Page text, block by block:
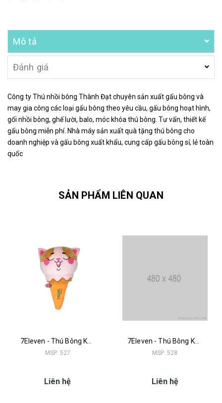
Mô tả
Đánh giá
Công ty Thú nhồi bông Thành Đạt chuyên sản xuất gấu bông và
may gia công các loại gấu bông theo yêu cầu, gấu bông hoạt hình,
gối nhồi bông, ghế lười, balo, móc khóa thú bông. Tư vấn, thiết kế
gấu bông miễn phí. Nhà máy sản xuất quà tặng thú bông cho
doanh nghiệp và gấu bông xuất khẩu, cung cấp gấu bông sỉ, lẻ toàn
quốc
SẢN PHẨM LIÊN QUAN
MSP: 527
Liên hệ
7Eleven - Thú Bông Kem Thỏ
MSP: 528
Liên hệ